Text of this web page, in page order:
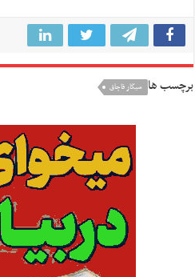
برچسب ها سیگار قاچاق